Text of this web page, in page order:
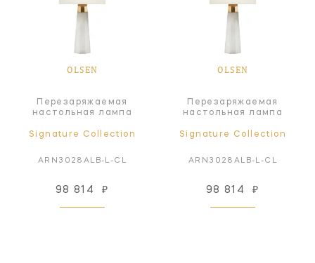
OLSEN
Перезаряжаемая
настольная лампа
Signature Collection
ARN3028ALB-L-CL
98 814 ₽
OLSEN
Перезаряжаемая
настольная лампа
Signature Collection
ARN3028ALB-L-CL
98 814 ₽